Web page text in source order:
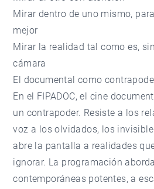
Mirar dentro de uno mismo,
mejor
Mirar la realidad tal como es,
cámara
El documental como
En el FIPADOC, el cine
un contrapoder. Resiste a los
voz a los olvidados, los
abre la pantalla a realidades
ignorar. La programación
contemporáneas potentes, a